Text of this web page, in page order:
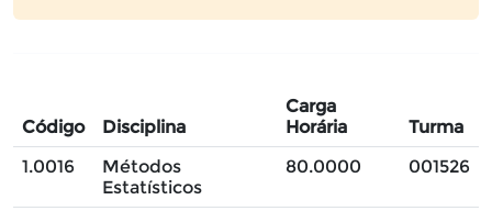
Código Disciplina
Carga
Horária
Turma
1.0016
Métodos
Estatísticos
80.0000 001526